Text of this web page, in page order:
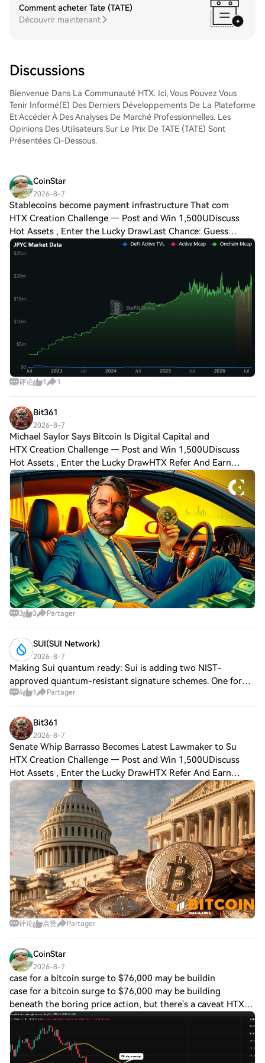
les utiliser pour trader d'autres
cryptos.Étape 4 : tradez des Taiwan
(TSEM) sur le marché Spot de HTX. Il vous
suffit d'accéder à votre compte, de
vos trades et de les suivre en temps réel.
Nous offrons une expérience conviviale aux
débutants comme aux traders chevronnés.
Comment acheter Tate (TATE)
Découvrir maintenant
Discussions
Bienvenue Dans La Communauté HTX. Ici, Vous Pouvez Vous
Tenir Informé(e) Des Derniers Développements De La Plateforme
Et Accéder À Des Analyses De Marché Professionnelles. Les
Opinions Des Utilisateurs Sur Le Prix De TATE (TATE) Sont
Présentées Ci-Dessous.
CoinStar
2026-8-7
Stablecoins become payment infrastructure That com
HTX Creation Challenge — Post and Win 1,500UDiscuss
Hot Assets , Enter the Lucky DrawLast Chance: Guess
Correctly Today and Win More Stablecoins become
payment infrastructure That commercial adoption
评论 1 1
Bit361
2026-8-7
Michael Saylor Says Bitcoin Is Digital Capital and
HTX Creation Challenge — Post and Win 1,500UDiscuss
Hot Assets , Enter the Lucky DrawHTX Refer And Earn
Michael Saylor Says Bitcoin Is Digital Capital and AI Is
Digital Intelligence In a Diary Of A CE
3 3 Partager
SUI(SUI Network)
2026-8-7
Making Sui quantum ready: Sui is adding two NIST-
approved quantum-resistant signature schemes. One for
everyday accounts, one for high-value Move vaults. Existing
4 1 Partager
Bit361
2026-8-7
Senate Whip Barrasso Becomes Latest Lawmaker to Su
HTX Creation Challenge — Post and Win 1,500UDiscuss
Hot Assets , Enter the Lucky DrawHTX Refer And Earn
Senate Whip Barrasso Becomes Latest Lawmaker to
Support Crypto Clarity Act, But Time May Be Runn
评论 点赞 Partager
CoinStar
2026-8-7
case for a bitcoin surge to $76,000 may be buildin
case for a bitcoin surge to $76,000 may be building
beneath the boring price action, but there's a caveat HTX
Creation Challenge — Post and Win 1,500UDiscuss Hot
Assets , Enter the Lucky DrawLast Chan